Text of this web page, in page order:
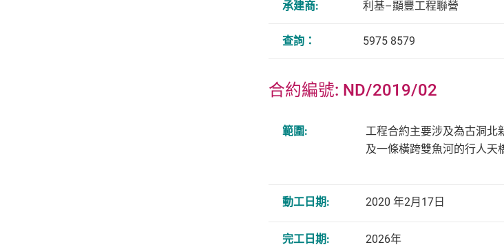
承建商: 利基–顯豐工程聯營
查詢： 5975 8579
合約編號: ND/2019/02
範圍:
工程合約主要涉及為古洞北
及一條橫跨雙魚河的行人天
動工日期: 2020 年2月17日
完工日期: 2026年